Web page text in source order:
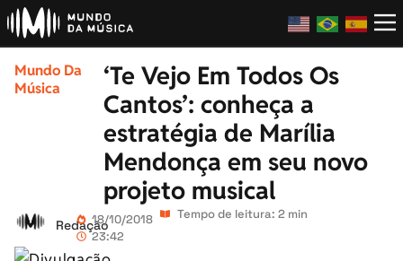
Mundo Da
Música
‘Te Vejo Em Todos Os
Cantos’: conheça a
estratégia de Marília
Mendonça em seu novo
projeto musical
Redação18/10/2018
23:42
Tempo de leitura: 2 min